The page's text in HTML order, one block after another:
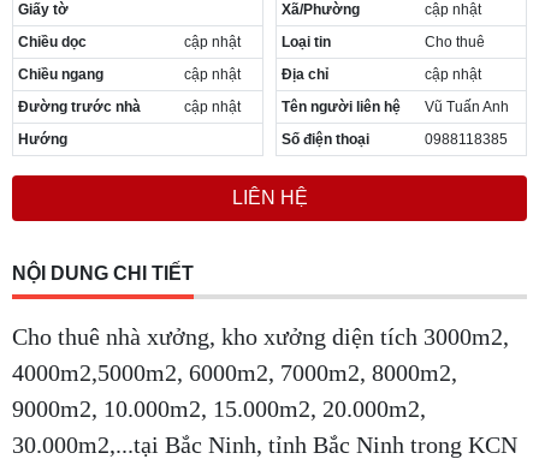
Giấy tờ
Chiều dọc
cập nhật
Chiều ngang
cập nhật
Đường trước nhà
cập nhật
Hướng
Xã/Phường
cập nhật
Loại tin
Cho thuê
Địa chỉ
cập nhật
Tên người liên hệ
Vũ Tuấn Anh
Số điện thoại
0988118385
LIÊN HỆ
NỘI DUNG CHI TIẾT
Cho thuê nhà xưởng, kho xưởng diện tích 3000m2,
4000m2,5000m2, 6000m2, 7000m2, 8000m2,
9000m2, 10.000m2, 15.000m2, 20.000m2,
30.000m2,...tại Bắc Ninh, tỉnh Bắc Ninh trong KCN